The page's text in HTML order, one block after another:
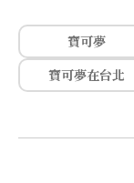
寶可夢
寶可夢在台北